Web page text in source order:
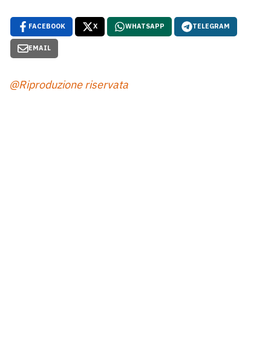
FACEBOOK X WHATSAPP TELEGRAM
EMAIL
@Riproduzione riservata